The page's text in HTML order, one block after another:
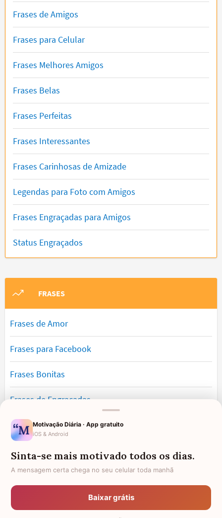
Frases de Amigos
Frases para Celular
Frases Melhores Amigos
Frases Belas
Frases Perfeitas
Frases Interessantes
Frases Carinhosas de Amizade
Legendas para Foto com Amigos
Frases Engraçadas para Amigos
Status Engraçados
FRASES
Frases de Amor
Frases para Facebook
Frases Bonitas
Frases de Engraçadas
Frases Românticas
Frases de Reflexão
Frases Lindas
Motivação Diária · App gratuito
iOS & Android
Sinta-se mais motivado todos os dias.
A mensagem certa chega no seu celular toda manhã
Baixar grátis